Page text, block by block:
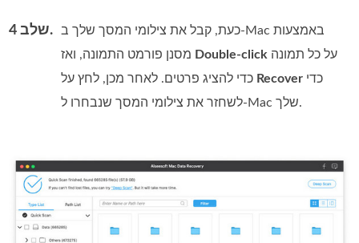
שלב 4.
כעת, קבל את צילומי המסך שלך ב‑Mac באמצעות
Double-click
Recover
לשחזר את צילומי המסך שנבחרו ל‑Mac שלך.